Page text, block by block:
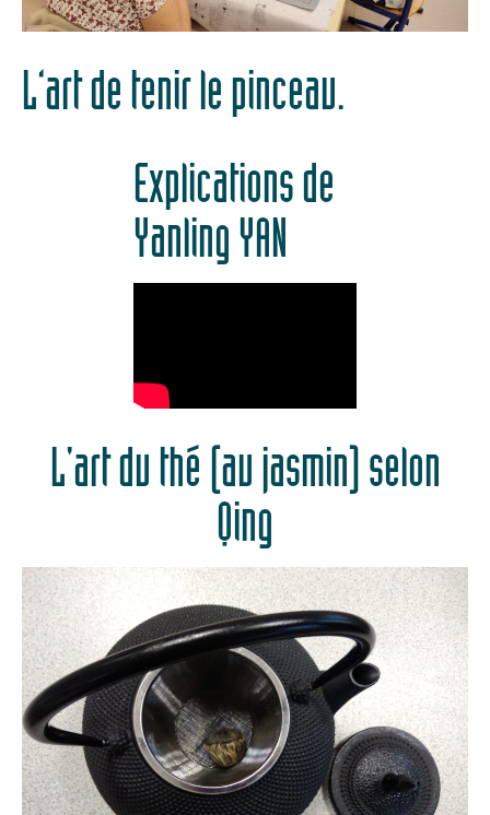
L’art de tenir le pinceau.
Explications de
Yanling YAN
L'art du thé (au jasmin) selon
Qing